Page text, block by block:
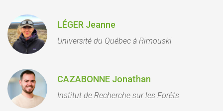
LÉGER Jeanne
Université du Québec à Rimouski
CAZABONNE Jonathan
Institut de Recherche sur les Forêts